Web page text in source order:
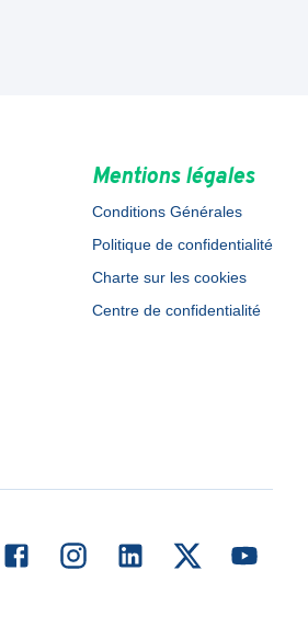
Mentions légales
Conditions Générales
Politique de confidentialité
Charte sur les cookies
Centre de confidentialité